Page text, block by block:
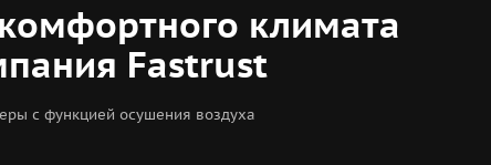
климата
Fastrust
с функцией осушения воздуха